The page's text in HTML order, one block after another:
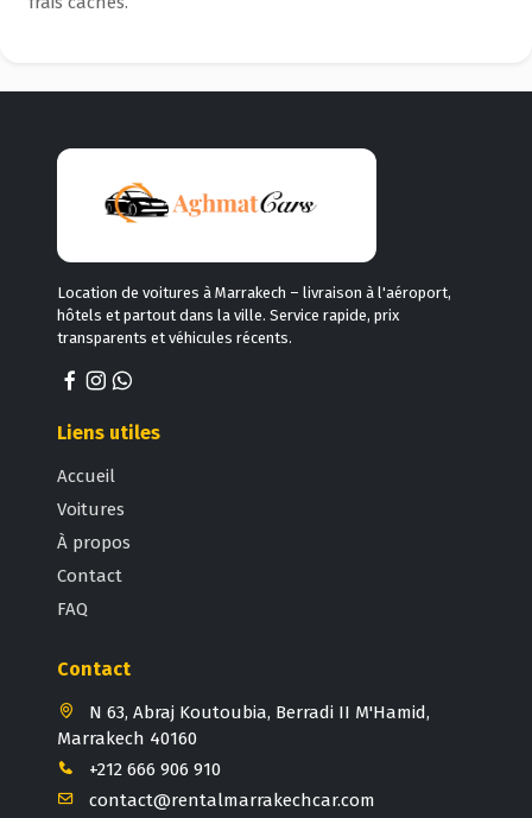
Location de voitures à Marrakech – livraison à l'aéroport,
hôtels et partout dans la ville. Service rapide, prix
transparents et véhicules récents.
Liens utiles
Accueil
Voitures
À propos
Contact
FAQ
Contact
N 63, Abraj Koutoubia, Berradi II M'Hamid,
Marrakech 40160
+212 666 906 910
contact@rentalmarrakechcar.com